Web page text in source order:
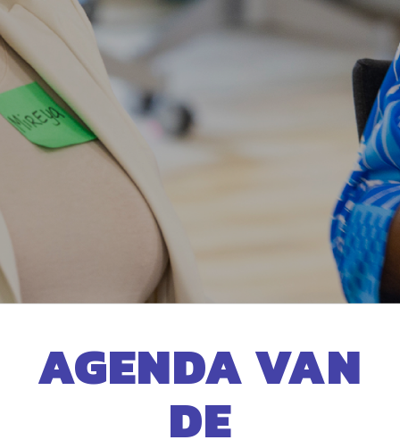
AGENDA VAN
DE